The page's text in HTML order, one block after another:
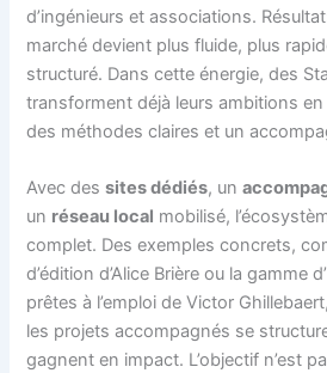
d’ingénieurs et associations.
marché devient plus fluide, plus
structuré. Dans cette énergie, des
transforment déjà leurs ambitions
des méthodes claires et un
Avec dessites dédiés, un
un réseau local mobilisé,
complet. Des exemples concrets,
d’édition d’Alice Brière ou la gamme
prêtes à l’emploi de Victor
les projets accompagnés se
gagnent en impact. L’objectif n’est